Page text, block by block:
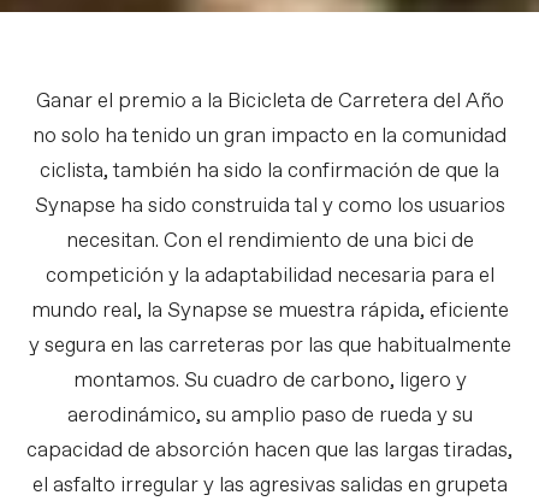
Ganar el premio a la Bicicleta de Carretera del Año
no solo ha tenido un gran impacto en la comunidad
ciclista, también ha sido la confirmación de que la
Synapse ha sido construida tal y como los usuarios
necesitan. Con el rendimiento de una bici de
competición y la adaptabilidad necesaria para el
mundo real, la Synapse se muestra rápida, eficiente
y segura en las carreteras por las que habitualmente
montamos. Su cuadro de carbono, ligero y
aerodinámico, su amplio paso de rueda y su
capacidad de absorción hacen que las largas tiradas,
el asfalto irregular y las agresivas salidas en grupeta